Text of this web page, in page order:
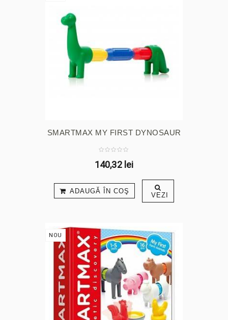
SMARTMAX MY FIRST DYNOSAUR
140,32 lei
ADAUGĂ ÎN COŞ VEZI
NOU